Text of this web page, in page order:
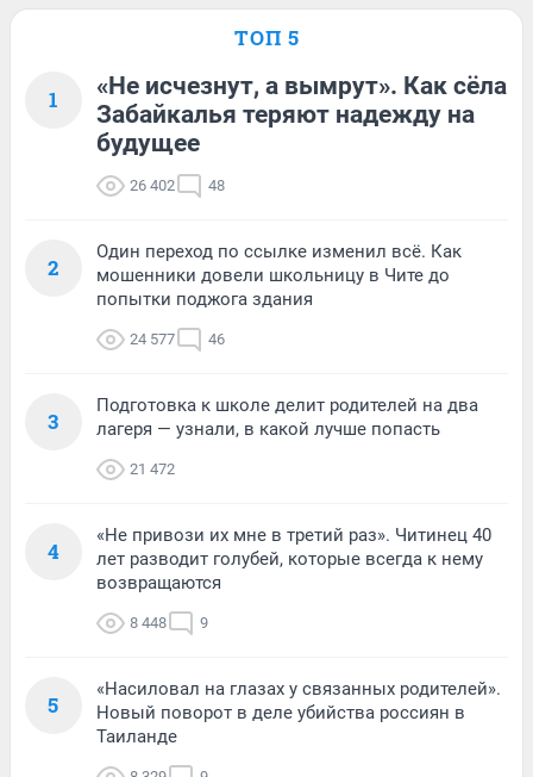
ТОП 5
1
«Не исчезнут, а вымрут». Как сёла
Забайкалья теряют надежду на
будущее
26 402 48
2
Один переход по ссылке изменил всё. Как
мошенники довели школьницу в Чите до
попытки поджога здания
24 577 46
3
Подготовка к школе делит родителей на два
лагеря — узнали, в какой лучше попасть
21 472
4
«Не привози их мне в третий раз». Читинец 40
лет разводит голубей, которые всегда к нему
возвращаются
8 448 9
5
«Насиловал на глазах у связанных родителей».
Новый поворот в деле убийства россиян в
Таиланде